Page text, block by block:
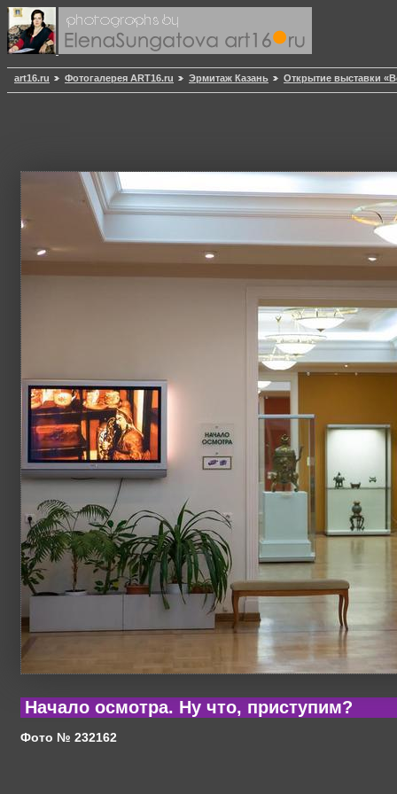
art16.ru Фотогалерея ART16.ru Эрмитаж Казань Открытие выставки
Начало осмотра. Ну что, приступим?
Фото № 232162